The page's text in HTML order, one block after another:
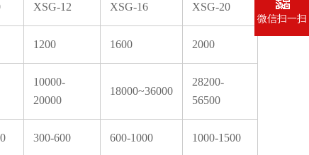
XSG-12 XSG-16 XSG-20
1200 1600 2000
10000-
20000
18000~36000
28200-
56500
300-600 600-1000 1000-1500
微信扫一扫